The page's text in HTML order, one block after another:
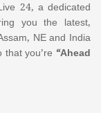
24, a dedicated
you the latest,
NE and India
you’re “Ahead